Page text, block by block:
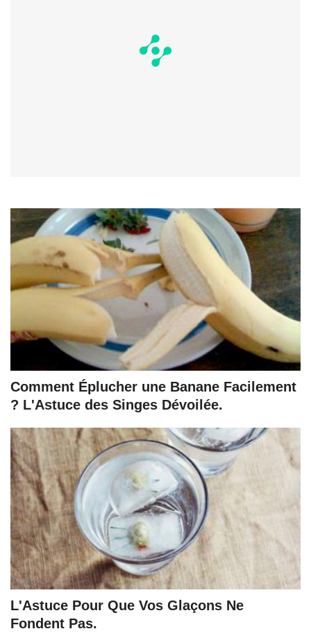
Comment Éplucher une Banane Facilement
? L'Astuce des Singes Dévoilée.
L'Astuce Pour Que Vos Glaçons Ne
Fondent Pas.